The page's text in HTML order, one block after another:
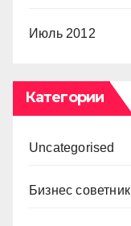
Июль 2012
Категории
Uncategorised
Бизнес советник